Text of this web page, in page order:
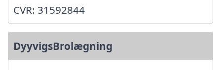
CVR: 31592844
DyyvigsBrolægning